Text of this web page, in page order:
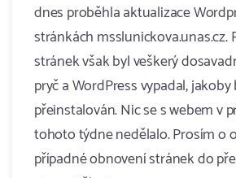
dnes proběhla aktualizace
stránkách msslunickova.unas.cz.
stránek však byl veškerý
pryč a WordPress vypadal, jakoby
přeinstalován. Nic se s webem v
tohoto týdne nedělalo. Prosím o
případné obnovení stránek do